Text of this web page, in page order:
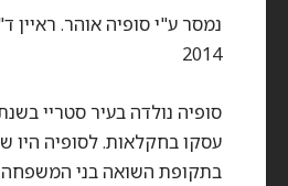
נמסר ע"י סופיה אוהר. ראיין
2014
עסקו בחקלאות. לסופיה היו
בתקופת השואה בני המשפחה